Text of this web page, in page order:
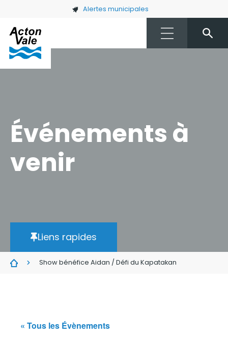
Skip to main content Alertes municipales
Événements à
venir
Liens rapides
Show bénéfice Aidan / Défi du Kapatakan
« Tous les Évènements